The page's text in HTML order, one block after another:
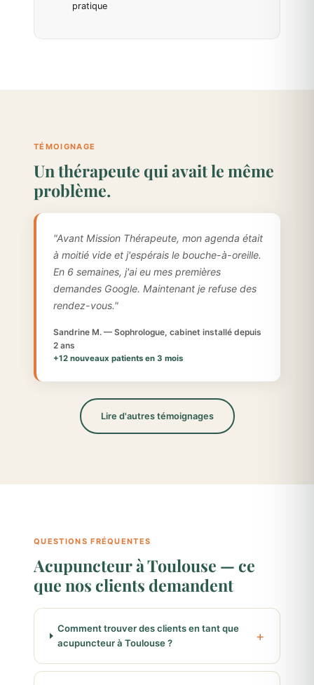
pratique
TÉMOIGNAGE
Un thérapeute qui avait le même
problème.
"Avant Mission Thérapeute, mon agenda était
à moitié vide et j'espérais le bouche-à-oreille.
En 6 semaines, j'ai eu mes premières
demandes Google. Maintenant je refuse des
rendez-vous."
Sandrine M. — Sophrologue, cabinet installé depuis
2 ans
+12 nouveaux patients en 3 mois
Lire d'autres témoignages
QUESTIONS FRÉQUENTES
Acupuncteur à Toulouse — ce
que nos clients demandent
Comment trouver des clients en tant que
acupuncteur à Toulouse ?